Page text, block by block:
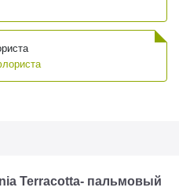
Terracotta- пальмовый